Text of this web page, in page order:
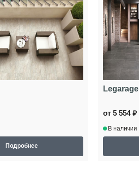
Подробнее
Legarage
от 5 554 ₽
В наличии